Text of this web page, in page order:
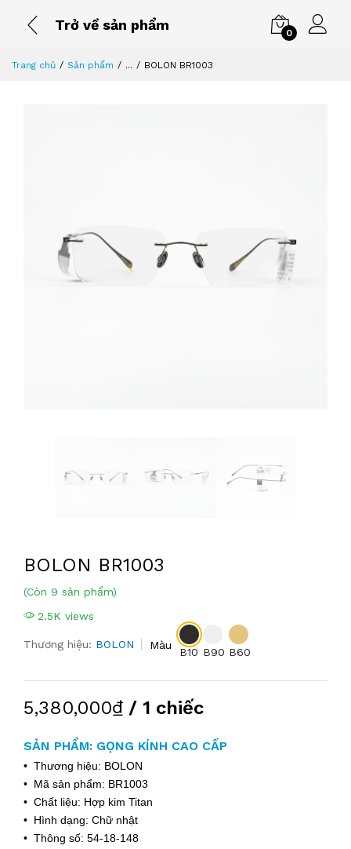
Trở về sản phẩm
0
Trang chủ Sản phẩm ... BOLON BR1003
BOLON BR1003
(Còn 9 sản phẩm)
2.5K views
Thương hiệu: BOLON Màu
B10 B90 B60
5,380,000₫ / 1 chiếc
SẢN PHẨM: GỌNG KÍNH CAO CẤP
• Thương hiệu: BOLON
• Mã sản phẩm: BR1003
• Chất liệu: Hợp kim Titan
• Hình dạng: Chữ nhật
• Thông số: 54-18-148